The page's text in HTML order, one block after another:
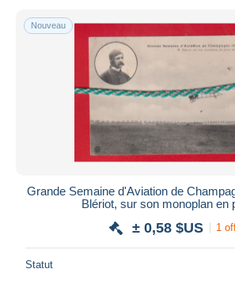
Nouveau
Grande Semaine d'Aviation de
Blériot, sur son monoplan en
± 0,58 $US 1
Statut